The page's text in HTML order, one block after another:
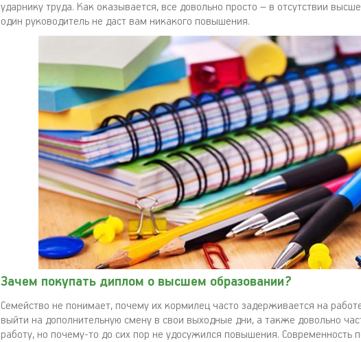
ударнику труда. Как оказывается, все довольно просто – в отсутствии
один руководитель не даст вам никакого повышения.
Зачем покупать диплом о высшем образовании?
Семейство не понимает, почему их кормилец часто задерживается на
выйти на дополнительную смену в свои выходные дни, а также довольно
работу, но почему-то до сих пор не удосужился повышения. Современность